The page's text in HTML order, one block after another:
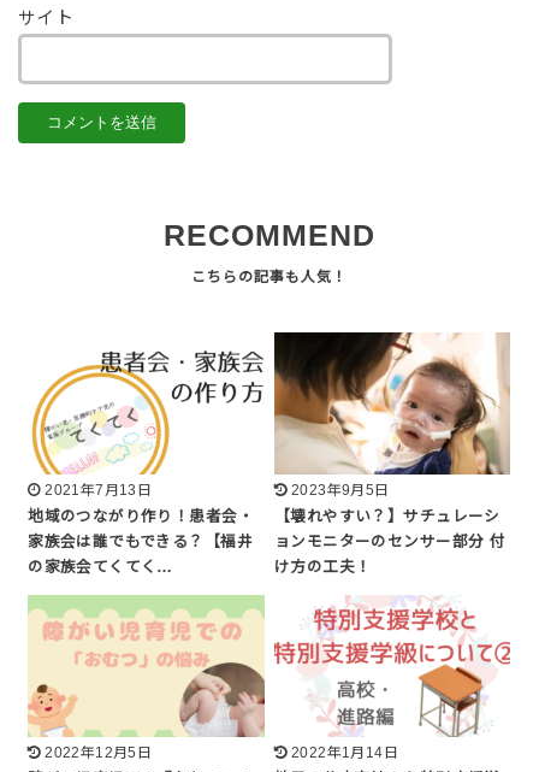
サイト
RECOMMEND
2021年7月13日
地域のつながり作り！患者会・
家族会は誰でもできる？【福井
の家族会てくてく…
2023年9月5日
【壊れやすい？】サチュレーシ
ョンモニターのセンサー部分 付
け方の工夫！
2022年12月5日
2022年1月14日